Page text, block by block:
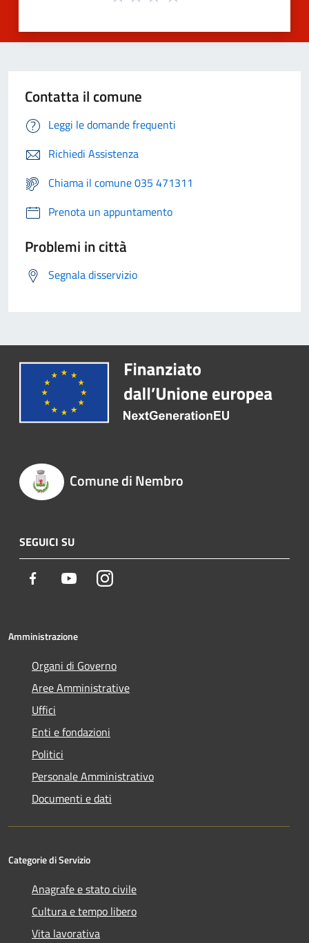
Contatta il comune
Leggi le domande frequenti
Richiedi Assistenza
Chiama il comune 035 471311
Prenota un appuntamento
Problemi in città
Segnala disservizio
Comune di Nembro
SEGUICI SU
Facebook YoutubeInstagram
Amministrazione
Organi di Governo
Aree Amministrative
Uffici
Enti e fondazioni
Politici
Personale Amministrativo
Documenti e dati
Categorie di Servizio
Anagrafe e stato civile
Cultura e tempo libero
Vita lavorativa